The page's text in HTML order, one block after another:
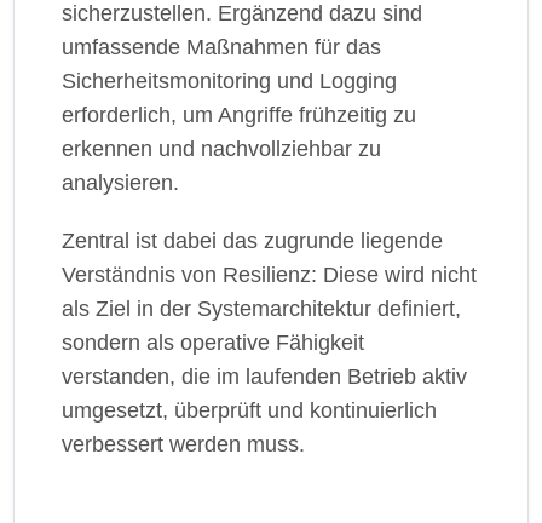
sicherzustellen. Ergänzend dazu sind
umfassende Maßnahmen für das
Sicherheitsmonitoring und Logging
erforderlich, um Angriffe frühzeitig zu
erkennen und nachvollziehbar zu
analysieren.
Zentral ist dabei das zugrunde liegende
Verständnis von Resilienz: Diese wird nicht
als Ziel in der Systemarchitektur definiert,
sondern als operative Fähigkeit
verstanden, die im laufenden Betrieb aktiv
umgesetzt, überprüft und kontinuierlich
verbessert werden muss.